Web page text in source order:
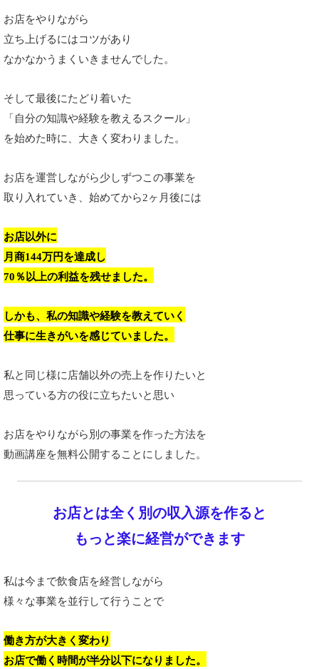
お店をやりながら
立ち上げるにはコツがあり
なかなかうまくいきませんでした。
そして最後にたどり着いた
「自分の知識や経験を教えるスクール」
を始めた時に、大きく変わりました。
お店を運営しながら少しずつこの事業を
取り入れていき、始めてから2ヶ月後には
お店以外に
月商144万円を達成し
70％以上の利益を残せました。
しかも、私の知識や経験を教えていく
仕事に生きがいを感じていました。
私と同じ様に店舗以外の売上を作りたいと
思っている方の役に立ちたいと思い
お店をやりながら別の事業を作った方法を
動画講座を無料公開することにしました。
お店とは全く別の収入源を作ると
もっと楽に経営ができます
私は今まで飲食店を経営しながら
様々な事業を並行して行うことで
働き方が大きく変わり
お店で働く時間が半分以下になりました。